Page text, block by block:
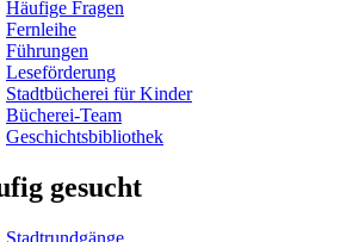
Häufige Fragen
Fernleihe
Führungen
Leseförderung
Stadtbücherei für Kinder
Bücherei-Team
Geschichtsbibliothek
gesucht
Stadtrundgänge